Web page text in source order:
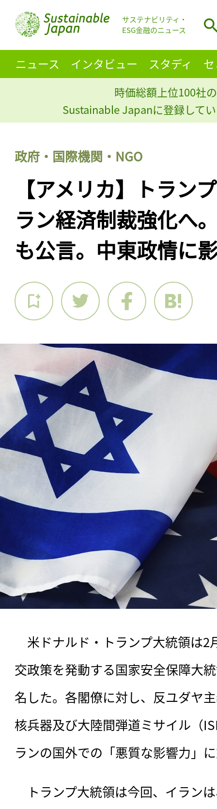
サステナビリティ・
ESG金融のニュース
ニュース インタビュー スタディ
時価総額上位100社
Sustainable Japanに登録して
政府・国際機関・NGO
【アメリカ】トラン
ラン経済制裁強化へ
も公言。中東政情に
米ドナルド・トランプ大統領は2
交政策を発動する国家安全保障大
名した。各閣僚に対し、反ユダヤ
核兵器及び大陸間弾道ミサイル（
ランの国外での「悪質な影響力」
トランプ大統領は今回、 イラン